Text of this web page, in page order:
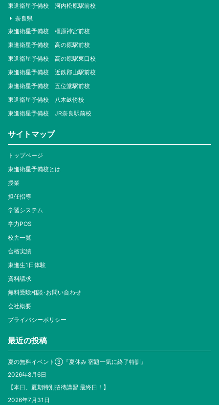
東進衛星予備校 河内松原駅前校
奈良県
東進衛星予備校 橿原神宮前校
東進衛星予備校 高の原駅前校
東進衛星予備校 高の原駅東口校
東進衛星予備校 近鉄郡山駅前校
東進衛星予備校 五位堂駅前校
東進衛星予備校 八木畝傍校
東進衛星予備校 JR奈良駅前校
サイトマップ
トップページ
東進衛星予備校とは
授業
担任指導
学習システム
学力POS
校舎一覧
合格実績
東進生1日体験
資料請求
無料受験相談･お問い合わせ
会社概要
プライバシーポリシー
最近の投稿
夏の無料イベント③『夏休み 宿題一気に終了特訓』
2026年8月6日
【本日、夏期特別招待講習 最終日！】
2026年7月31日